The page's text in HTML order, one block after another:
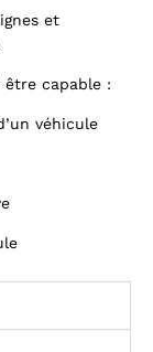
et
être capable :
véhicule